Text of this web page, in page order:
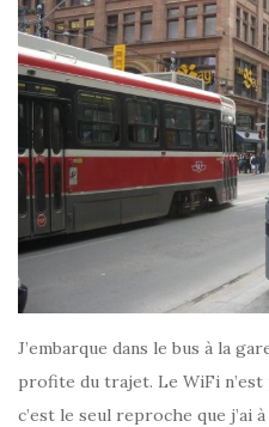
J’embarque dans le bus à la
profite du trajet. Le WiFi
c’est le seul reproche que j’ai